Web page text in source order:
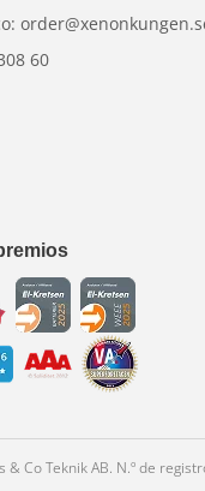
60
Co Teknik AB. N.º de